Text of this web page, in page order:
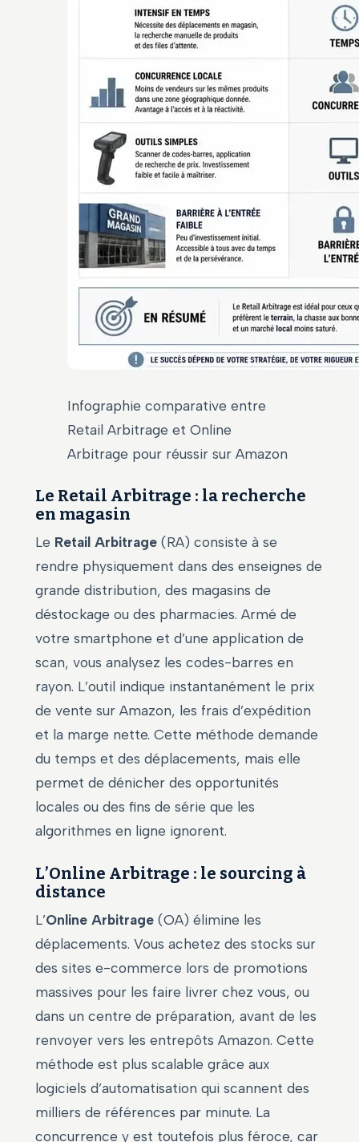
Infographie comparative entre
Retail Arbitrage et Online
Arbitrage pour réussir sur Amazon
Le Retail Arbitrage : la recherche
en magasin
Le Retail Arbitrage (RA) consiste à se
rendre physiquement dans des enseignes de
grande distribution, des magasins de
déstockage ou des pharmacies. Armé de
votre smartphone et d’une application de
scan, vous analysez les codes-barres en
rayon. L’outil indique instantanément le prix
de vente sur Amazon, les frais d’expédition
et la marge nette. Cette méthode demande
du temps et des déplacements, mais elle
permet de dénicher des opportunités
locales ou des fins de série que les
algorithmes en ligne ignorent.
L’Online Arbitrage : le sourcing à
distance
L’Online Arbitrage (OA) élimine les
déplacements. Vous achetez des stocks sur
des sites e-commerce lors de promotions
massives pour les faire livrer chez vous, ou
dans un centre de préparation, avant de les
renvoyer vers les entrepôts Amazon. Cette
méthode est plus scalable grâce aux
logiciels d’automatisation qui scannent des
milliers de références par minute. La
concurrence y est toutefois plus féroce, car